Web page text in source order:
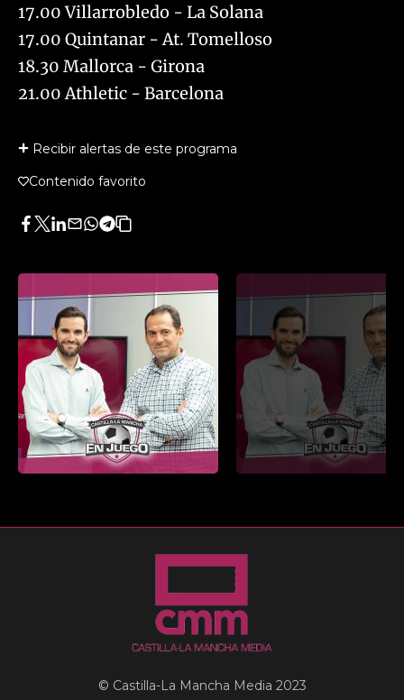
17.00 Villarrobledo - La Solana
17.00 Quintanar - At. Tomelloso
18.30 Mallorca - Girona
21.00 Athletic - Barcelona
Recibir alertas de este programa
Contenido favorito
Facebook
Twitter
LinkedIn
Enviar
Whatsapp
Telegram
Copiar
artículo
© Castilla-La Mancha Media 2023